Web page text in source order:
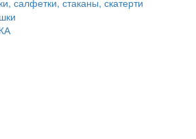
салфетки, стаканы, скатерти